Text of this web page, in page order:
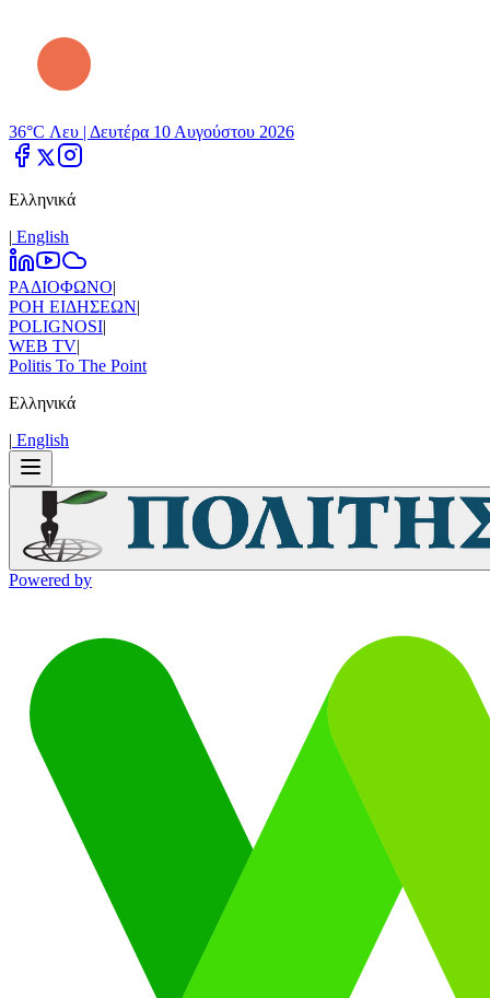
36°C Λευ | Δευτέρα 10 Αυγούστου 2026
Ελληνικά
| Εnglish
ΡΑΔΙΟΦΩΝΟ|
ΡΟΗ ΕΙΔΗΣΕΩΝ|
POLIGNOSI|
WEB TV|
Politis To The Point
Ελληνικά
| Εnglish
Powered by